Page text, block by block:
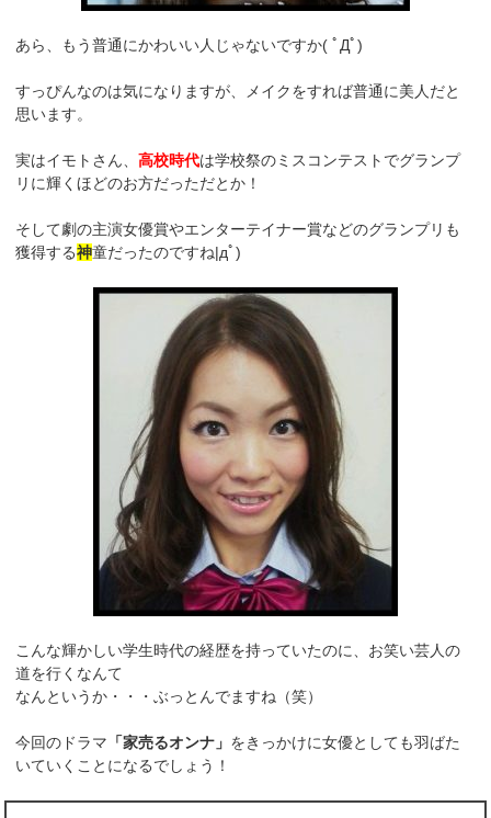
あら、もう普通にかわいい人じゃないですか( ﾟДﾟ)
すっぴんなのは気になりますが、メイクをすれば普通に美人だと
思います。
実はイモトさん、高校時代は学校祭のミスコンテストでグランプ
リに輝くほどのお方だっただとか！
そして劇の主演女優賞やエンターテイナー賞などのグランプリも
獲得する神童だったのですね|дﾟ)
こんな輝かしい学生時代の経歴を持っていたのに、お笑い芸人の
道を行くなんて
なんというか・・・ぶっとんでますね（笑）
今回のドラマ 「家売るオンナ」 をきっかけに女優としても羽ばた
いていくことになるでしょう！